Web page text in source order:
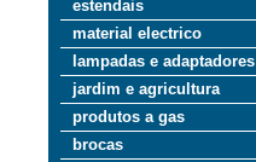
estendais
material electrico
lampadas e adaptadores
jardim e agricultura
produtos a gas
brocas